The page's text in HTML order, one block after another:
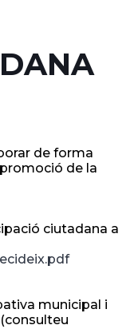
de forma
de la
ciutadana a
municipal i